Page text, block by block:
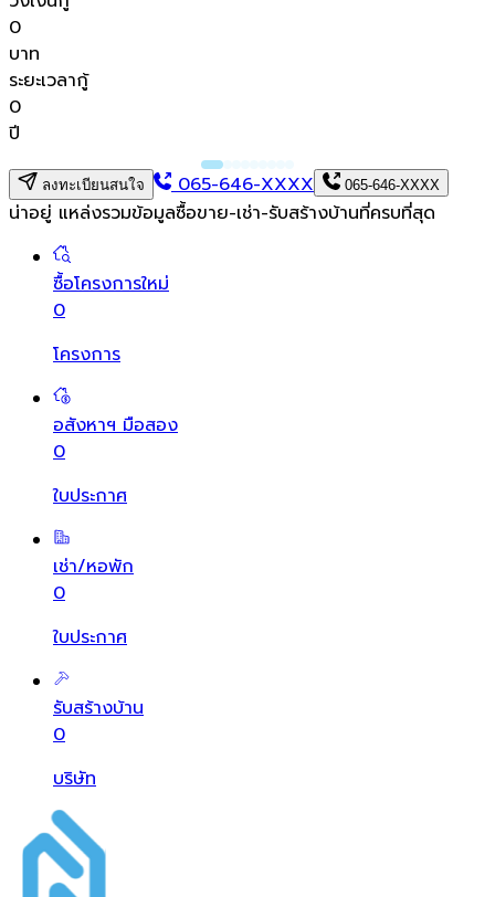
0
บาท
ระยะเวลากู้
0
ปี
ลงทะเบียนสนใจ 065-646-XXXX 065-646-XXXX
น่าอยู่ แหล่งรวมข้อมูลซื้อขาย-เช่า-รับสร้างบ้านที่ครบที่สุด
ซื้อโครงการใหม่
0
โครงการ
อสังหาฯ มือสอง
0
ใบประกาศ
เช่า/หอพัก
0
ใบประกาศ
รับสร้างบ้าน
0
บริษัท